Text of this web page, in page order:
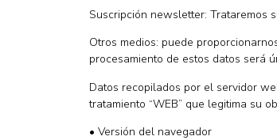
Suscripción newsletter: Trataremos
Otros medios: puede
procesamiento de estos datos será
Datos recopilados por el servidor
tratamiento “WEB” que legitima su
• Versión del navegador